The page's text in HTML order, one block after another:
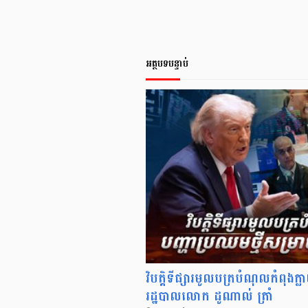
អត្ថបទបន្ទាប់
វិបត្តិទីផ្សារមូលបត្របំណុលកំពុងក្ល
រដ្ឋបាលលោក ដូណាល់ ត្រាំ